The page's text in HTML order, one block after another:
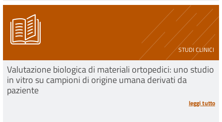
STUDI CLINICI
Valutazione biologica di materiali ortopedici: uno studio
in vitro su campioni di origine umana derivati da
paziente
leggi tutto